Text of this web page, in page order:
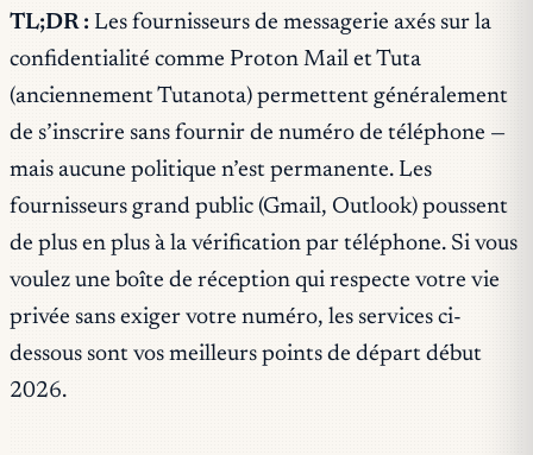
TL;DR : Les fournisseurs de messagerie axés sur la
confidentialité comme Proton Mail et Tuta
(anciennement Tutanota) permettent généralement
de s’inscrire sans fournir de numéro de téléphone —
mais aucune politique n’est permanente. Les
fournisseurs grand public (Gmail, Outlook) poussent
de plus en plus à la vérification par téléphone. Si vous
voulez une boîte de réception qui respecte votre vie
privée sans exiger votre numéro, les services ci-
dessous sont vos meilleurs points de départ début
2026.